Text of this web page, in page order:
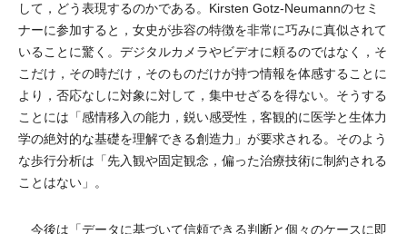
して，どう表現するのかである。Kirsten Gotz-Neumannのセミ
ナーに参加すると，女史が歩容の特徴を非常に巧みに真似されて
いることに驚く。デジタルカメラやビデオに頼るのではなく，そ
こだけ，その時だけ，そのものだけが持つ情報を体感することに
より，否応なしに対象に対して，集中せざるを得ない。そうする
ことには「感情移入の能力，鋭い感受性，客観的に医学と生体力
学の絶対的な基礎を理解できる創造力」が要求される。そのよう
な歩行分析は「先入観や固定観念，偏った治療技術に制約される
ことはない」。
今後は「データに基づいて信頼できる判断と個々のケースに即